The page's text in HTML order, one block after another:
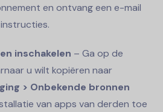
en ontvang een e-mail
inschakelen – Ga op de
u wilt kopiëren naar
> Onbekende bronnen
van apps van derden toe